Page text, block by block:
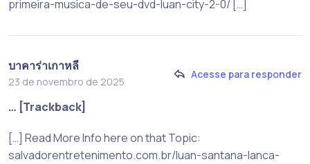
primeira-musica-de-seu-dvd-luan-city-2-0/ […]
บาคาร่าเกาหลี
23 de novembro de 2025
Acesse para responder
… [Trackback]
[…] Read More Info here on that Topic:
salvadorentretenimento.com.br/luan-santana-lanca-